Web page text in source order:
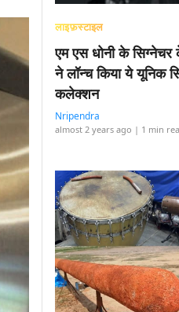
लाइफ़स्टाइल
एम एस धोनी के
ने लॉन्च किया ये यूनिक
कलेक्शन
Nripendra
almost 2 years ago | 1 min